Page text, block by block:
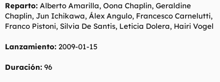
Reparto: Alberto Amarilla, Oona Chaplin, Geraldine
Chaplin, Jun Ichikawa, Álex Angulo, Francesco Carnelutti,
Franco Pistoni, Silvia De Santis, Leticia Dolera, Hairi Vogel
Lanzamiento: 2009-01-15
Duración: 96